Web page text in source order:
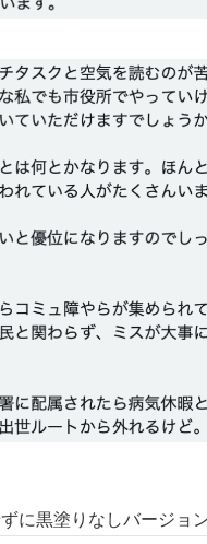
に黒塗りなしバージョ